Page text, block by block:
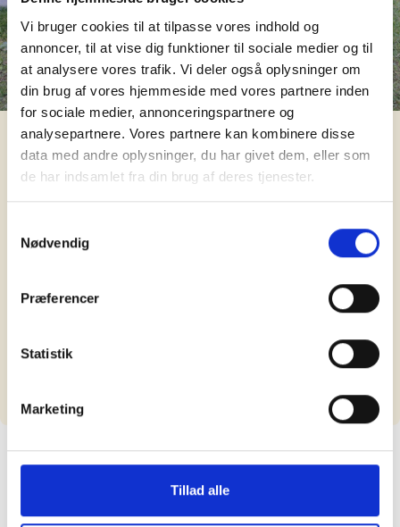
Vi bruger cookies til at tilpasse vores indhold og
annoncer, til at vise dig funktioner til sociale medier og til
at analysere vores trafik. Vi deler også oplysninger om
din brug af vores hjemmeside med vores partnere inden
for sociale medier, annonceringspartnere og
analysepartnere. Vores partnere kan kombinere disse
data med andre oplysninger, du har givet dem, eller som
de har indsamlet fra din brug af deres tjenester.
Nødvendig
Præferencer
Statistik
Marketing
Tillad alle
Dusør:
Lokation:
Tietgensgade, 1703, Danmark
Hyde Pro (Belt Drive)
Herre
Farve:
Var låst fast til det sidste cykelstativ langs siden af DGI byen